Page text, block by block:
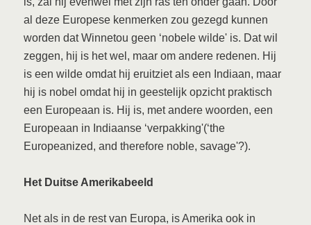
al deze Europese kenmerken zou gezegd kunnen
worden dat Winnetou geen ‘nobele wilde' is. Dat wil
zeggen, hij is het wel, maar om andere redenen. Hij
is een wilde omdat hij eruitziet als een Indiaan, maar
hij is nobel omdat hij in geestelijk opzicht praktisch
een Europeaan is. Hij is, met andere woorden, een
Europeaan in Indiaanse ‘verpakking'(‘the
Europeanized, and therefore noble, savage'?).
Het Duitse Amerikabeeld
Net als in de rest van Europa, is Amerika ook in